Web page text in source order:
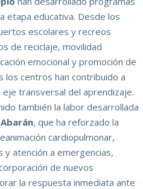
etapa educativa. Desde los
escolares y recreos
de reciclaje, movilidad
emocional y promoción de
los centros han contribuido a
transversal del aprendizaje.
también la labor desarrollada
, que ha reforzado la
cardiopulmonar,
y atención a emergencias,
de nuevos
la respuesta inmediata ante